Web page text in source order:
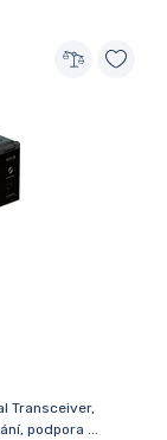
Transceiver,
podpora ...